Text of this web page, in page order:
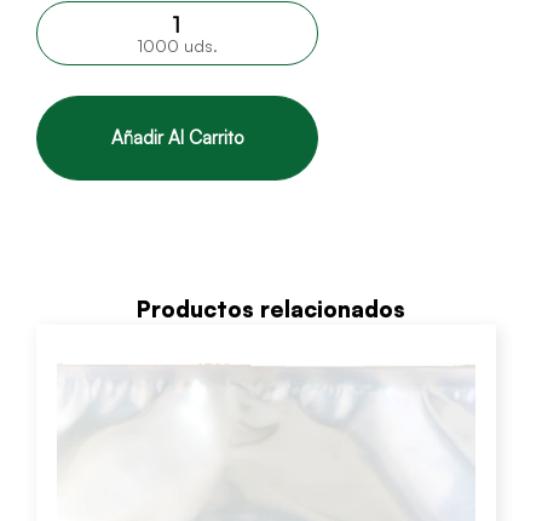
1000 uds.
Añadir Al Carrito
Productos relacionados